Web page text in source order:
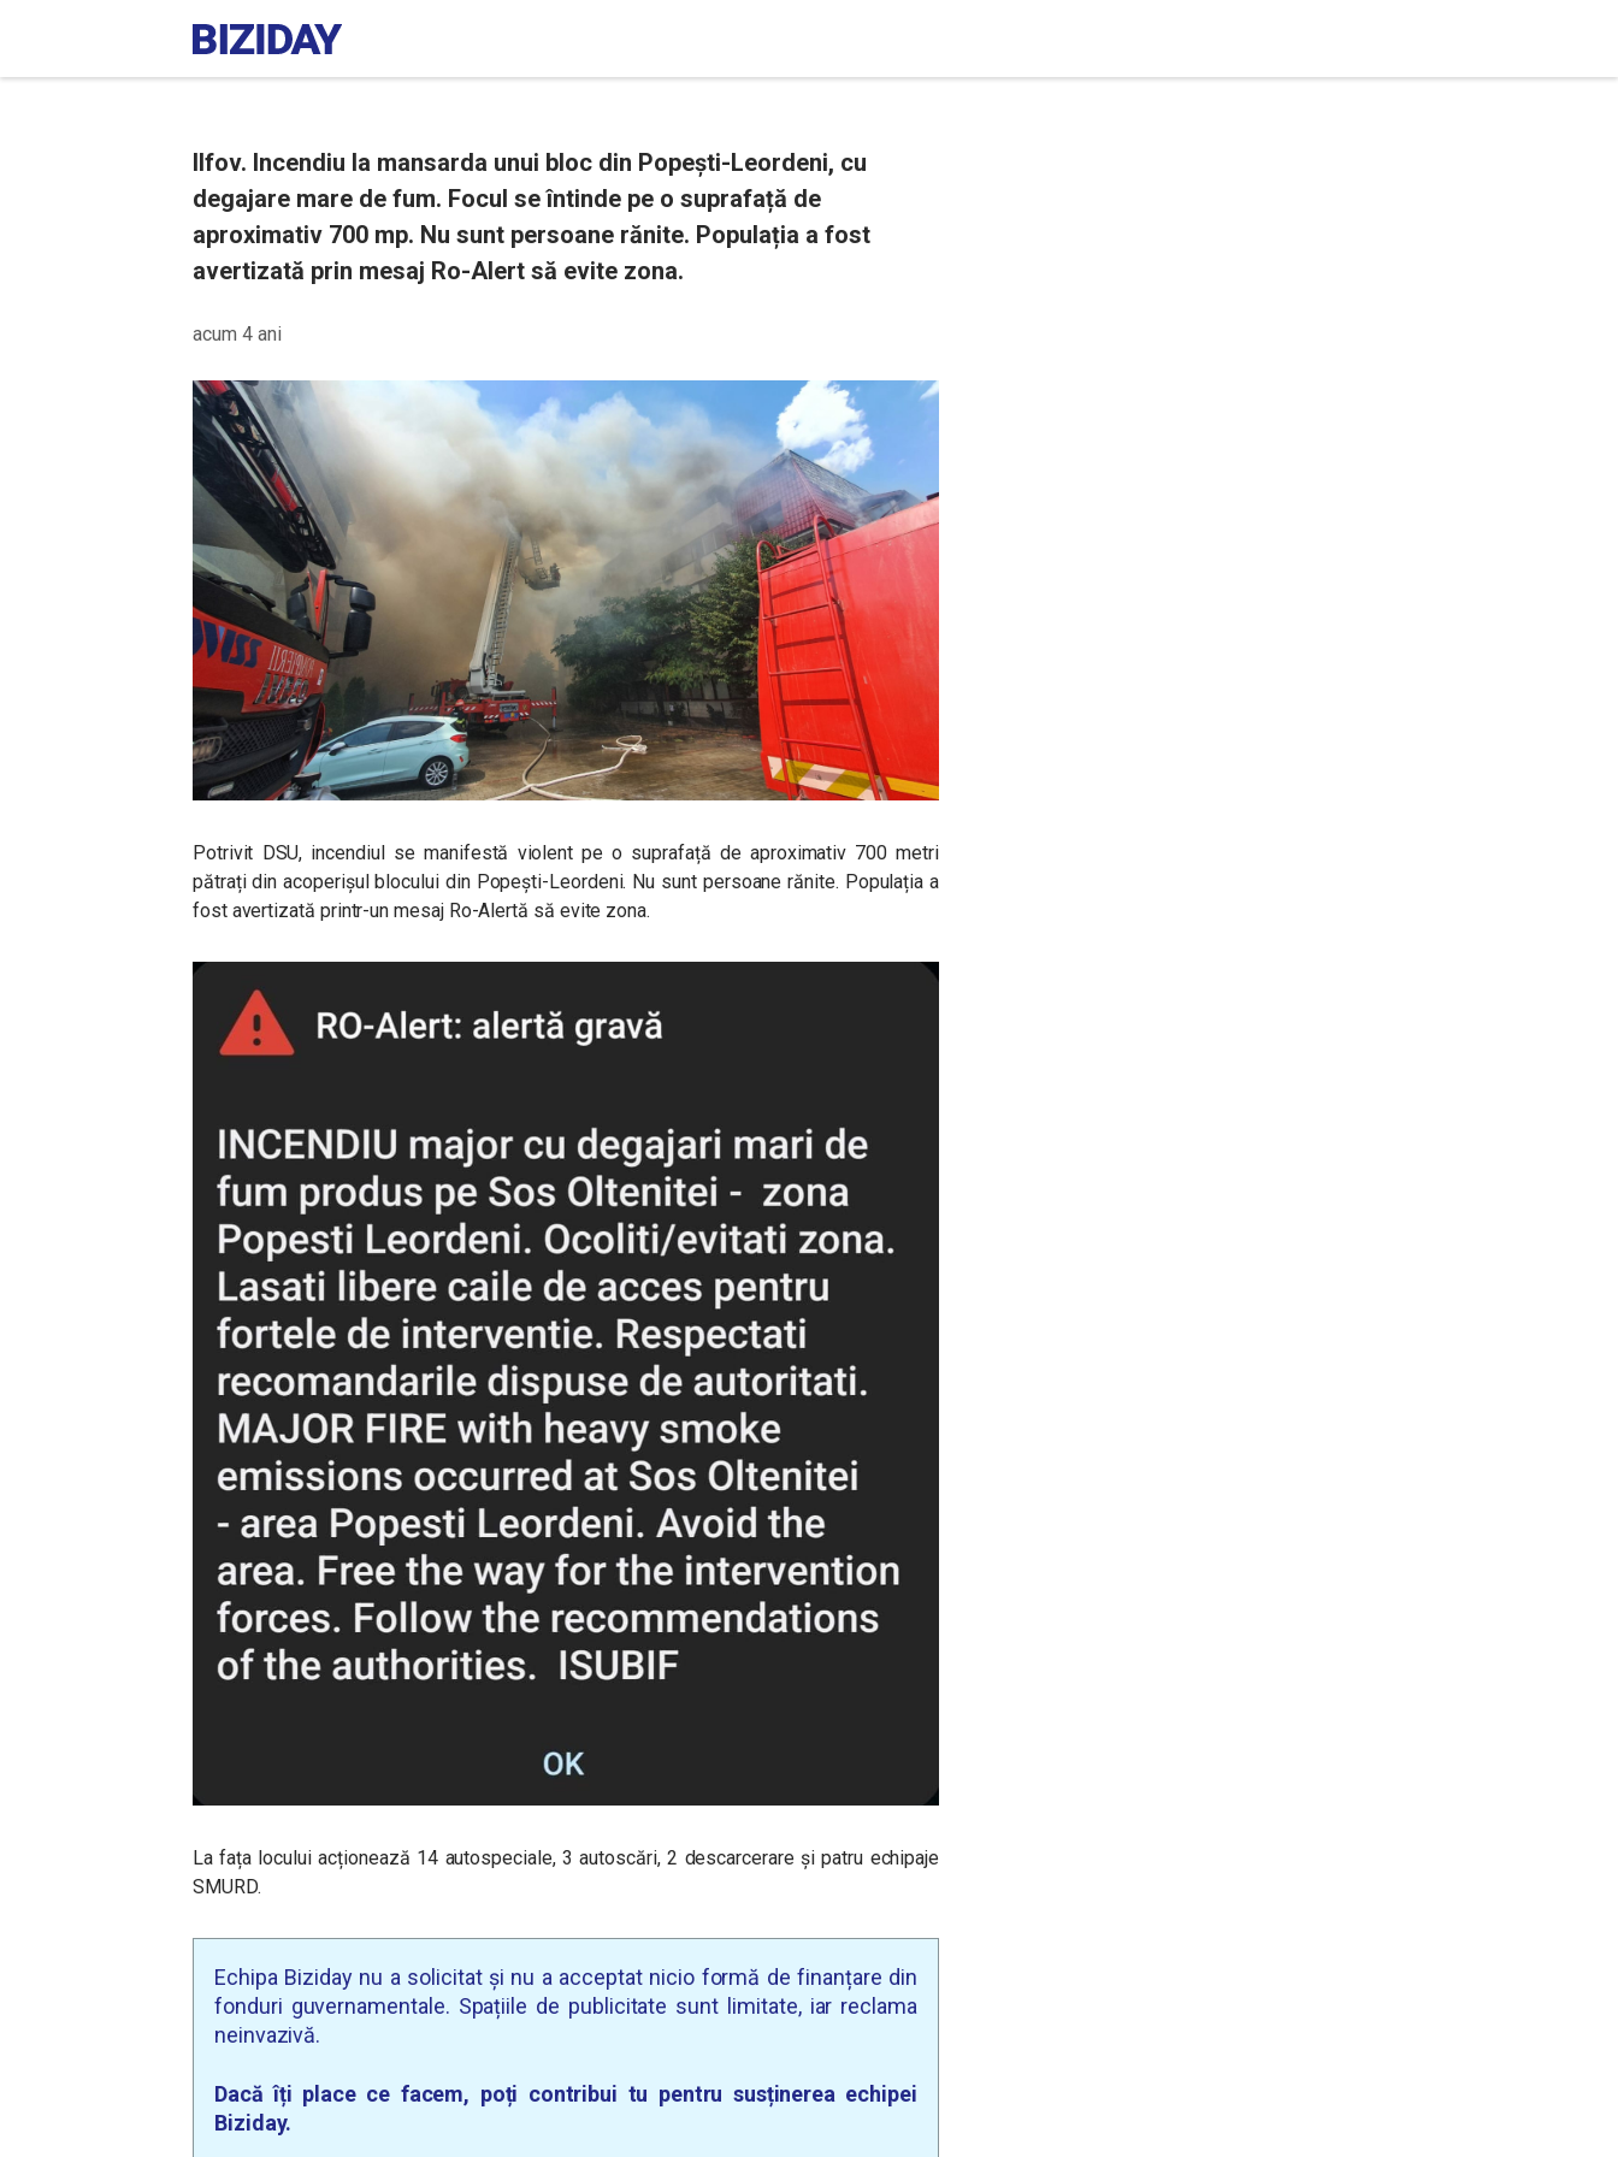
Ilfov. Incendiu la mansarda unui bloc din Popești-Leordeni, cu
degajare mare de fum. Focul se întinde pe o suprafață de
aproximativ 700 mp. Nu sunt persoane rănite. Populația a fost
avertizată prin mesaj Ro-Alert să evite zona.
acum 4 ani
Potrivit DSU, incendiul se manifestă violent pe o suprafață de aproximativ 700 metri
pătrați din acoperișul blocului din Popești-Leordeni. Nu sunt persoane rănite. Populația a
fost avertizată printr-un mesaj Ro-Alertă să evite zona.
La fața locului acționează 14 autospeciale, 3 autoscări, 2 descarcerare și patru echipaje
SMURD.
Echipa Biziday nu a solicitat și nu a acceptat nicio formă de finanțare din
fonduri guvernamentale. Spațiile de publicitate sunt limitate, iar reclama
neinvazivă.
Dacă îți place ce facem, poți contribui tu pentru susținerea echipei
Biziday.